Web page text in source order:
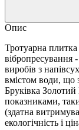
Опис
Тротуарна
вібропресування
виробів з
вмістом води, що
Бруківка
показниками,
(здатна
екологічність і